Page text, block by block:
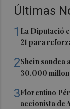
Últimas
1 La Diputació
21 para
2Shein sondea
30.000
3Florentino
accionista de